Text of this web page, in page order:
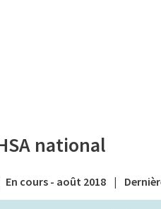
-
national
En cours - août 2018 |